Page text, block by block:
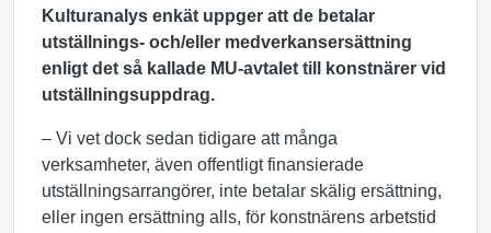
Kulturanalys enkät uppger att de betalar
utställnings- och/eller medverkansersättning
enligt det så kallade MU-avtalet till konstnärer vid
utställningsuppdrag.
– Vi vet dock sedan tidigare att många
verksamheter, även offentligt finansierade
utställningsarrangörer, inte betalar skälig ersättning,
eller ingen ersättning alls, för konstnärens arbetstid